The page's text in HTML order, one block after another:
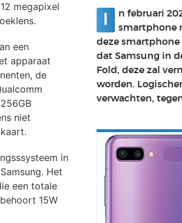
megapixel
een
apparaat
de
niet
in
Het
een totale
15W
n februari
smartphone
deze smartphone
dat Samsung in
Fold, deze zal
worden.
verwachten,